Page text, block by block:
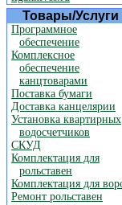
Товары/Услуги
Программное
обеспечение
Комплексное
обеспечение
канцтоварами
Поставка бумаги
Доставка канцелярии
Установка квартирных
водосчетчиков
СКУД
Комплектация для
рольставен
Комплектация для
Ремонт рольставен